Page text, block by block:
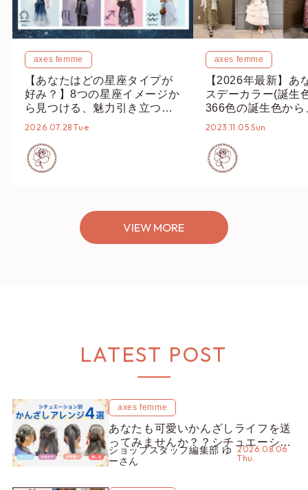
axes femme
【あなたはどの星座タイプが
好み？】8つの星座イメージか
ら見つける、魅力引き立つス
タイリング♡
2026.07.28 Tue
axes femme
【2026年最新】あ
スデーカラー(誕生
366色の誕生色から
誕生色、バースデ
2023.11.05 Sun
VIEW MORE
LATEST POST
axes femme
あなたも可愛いかんざしライフを送
ってみませんか？？シチュエーショ
ン別“かんざし”のオススメ【ショッ
プスタッフ編集部】
ショップスタッフ編集部 ゆ
ーさん
2026.08.06
Thu.